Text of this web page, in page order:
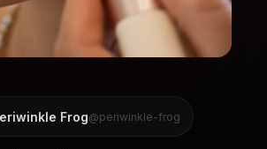
Frog@periwinkle-frog